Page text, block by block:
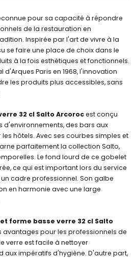
pour sa capacité à répondre
de la restauration en
Inspirée par l'art de vivre à la
se faire une place de choix dans le
à la fois esthétiques et fonctionnels.
Paris en 1968, l'innovation
les produits plus accessibles, sans
32 cl Salto Arcorocest conçu
des bars aux
hôtels. Avec ses courbes simples et
parfaitement la collection Salto,
Le fond lourd de ce gobelet
ce qui est important lors du service
cadre professionnel. Son galbe
en harmonie avec une large
forme basse verre 32 cl Salto
avantages pour les professionnels de
verre est facile à nettoyer
aux impératifs d'hygiène. D'autre part,